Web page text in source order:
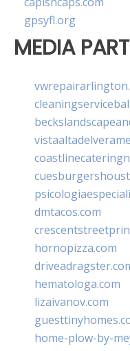
gpsyfl.org
MEDIA
dmtacos.com
hornopizza.com
hematologa.com
lizaivanov.com
home-plow-by-